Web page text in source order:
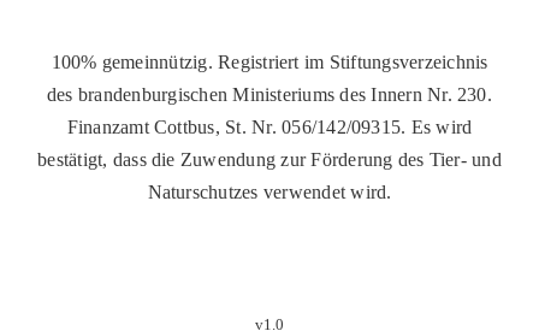
100% gemeinnützig. Registriert im Stiftungsverzeichnis
des brandenburgischen Ministeriums des Innern Nr. 230.
Finanzamt Cottbus, St. Nr. 056/142/09315. Es wird
bestätigt, dass die Zuwendung zur Förderung des Tier- und
Naturschutzes verwendet wird.
v1.0